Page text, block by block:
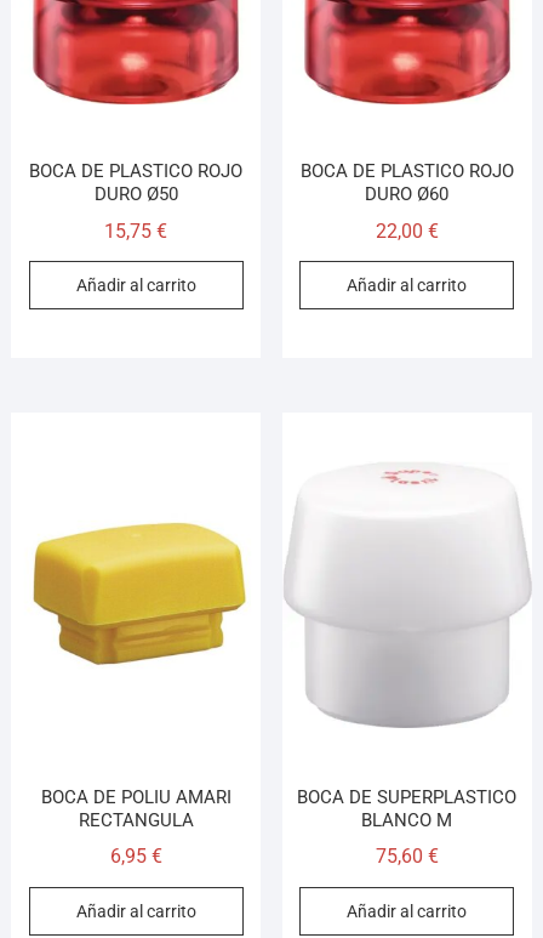
BOCA DE PLASTICO ROJO
DURO Ø50
15,75€
Añadir al carrito
BOCA DE PLASTICO ROJO
DURO Ø60
22,00 €
Añadir al carrito
BOCA DE POLIU AMARI
RECTANGULA
6,95 €
Añadir al carrito
BOCA DE SUPERPLASTICO
BLANCO M
75,60 €
Añadir al carrito